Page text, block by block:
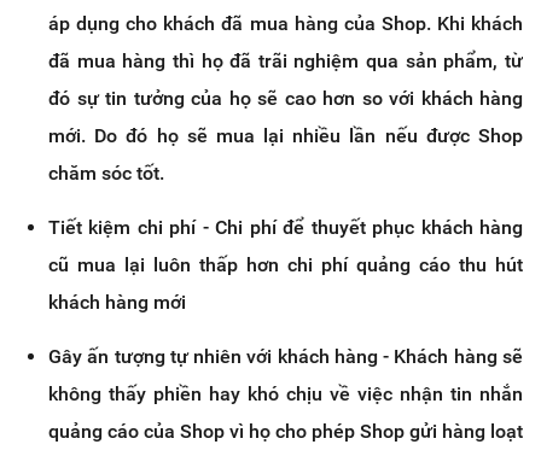
áp dụng cho khách đã mua hàng của Shop. Khi khách
đã mua hàng thì họ đã trãi nghiệm qua sản phẩm, từ
đó sự tin tưởng của họ sẽ cao hơn so với khách hàng
mới. Do đó họ sẽ mua lại nhiều lần nếu được Shop
chăm sóc tốt.
Tiết kiệm chi phí - Chi phí để thuyết phục khách hàng
cũ mua lại luôn thấp hơn chi phí quảng cáo thu hút
khách hàng mới
Gây ấn tượng tự nhiên với khách hàng - Khách hàng sẽ
không thấy phiền hay khó chịu về việc nhận tin nhắn
quảng cáo của Shop vì họ cho phép Shop gửi hàng loạt